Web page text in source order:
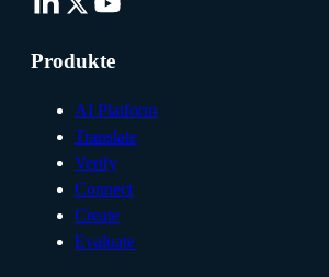
Produkte
AI Platform
Translate
Verify
Connect
Create
Evaluate